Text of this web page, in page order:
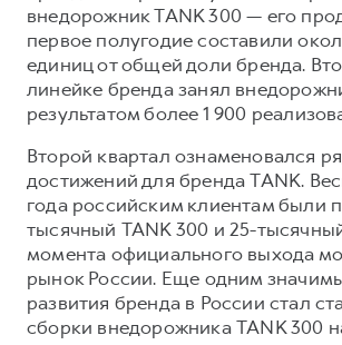
внедорожник TANK 300 — его
первое полугодие составили
единиц от общей доли бренда.
линейке бренда занял
результатом более 1 900
Второй квартал ознаменовался
достижений для бренда TANK.
года российским клиентам были
тысячный TANK 300 и 25-
момента официального выхода
рынок России. Еще одним
развития бренда в России стал
сборки внедорожника TANK 300